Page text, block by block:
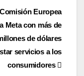
Europea
Meta con más de
de dólares
servicios a los
consumidores